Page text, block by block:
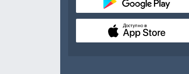
Доступно в